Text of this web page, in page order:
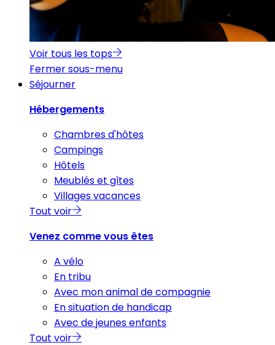
Voir tous les tops
Fermer sous-menu
Séjourner
Hébergements
Chambres d'hôtes
Campings
Hôtels
Meublés et gîtes
Villages vacances
Tout voir
Venez comme vous êtes
A vélo
En tribu
Avec mon animal de compagnie
En situation de handicap
Avec de jeunes enfants
Tout voir